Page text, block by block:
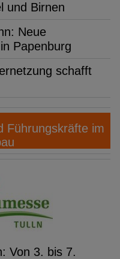
und Birnen
Neue
Papenburg
schafft
Führungskräfte im
Von 3. bis 7.